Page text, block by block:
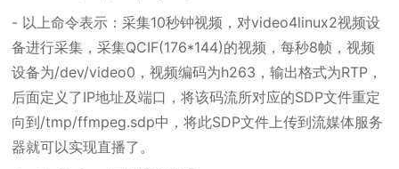
- 以上命令表示：采集10秒钟视频，对video4linux2视频设
备进行采集，采集QCIF(176*144)的视频，每秒8帧，视频
设备为/dev/video0，视频编码为h263，输出格式为RTP，
后面定义了IP地址及端口，将该码流所对应的SDP文件重定
向到/tmp/ffmpeg.sdp中，将此SDP文件上传到流媒体服务
器就可以实现直播了。